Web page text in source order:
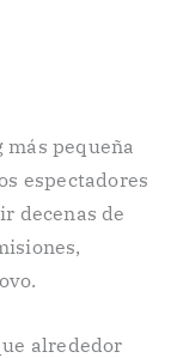
pequeña
espectadores
decenas de
alrededor